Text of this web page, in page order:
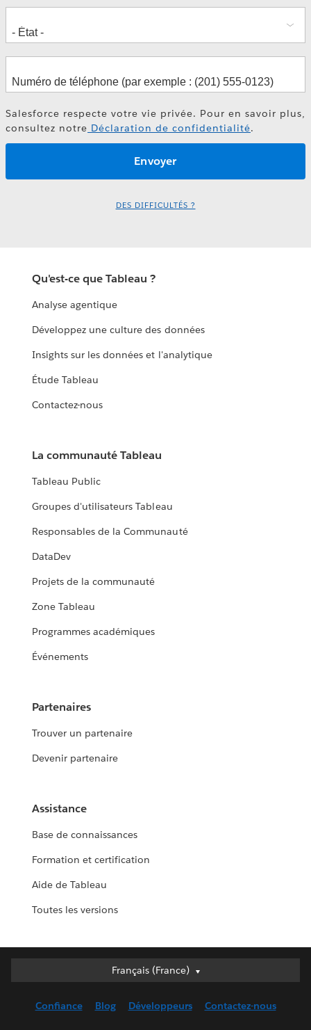
Salesforce respecte votre vie privée. Pour en savoir plus,
consultez notre Déclaration de confidentialité.
DES DIFFICULTÉS ?
Qu'est-ce que Tableau ?
Analyse agentique
Développez une culture des données
Insights sur les données et l'analytique
Étude Tableau
Contactez-nous
La communauté Tableau
Tableau Public
Groupes d'utilisateurs Tableau
Responsables de la Communauté
DataDev
Projets de la communauté
Zone Tableau
Programmes académiques
Événements
Partenaires
Trouver un partenaire
Devenir partenaire
Assistance
Base de connaissances
Formation et certification
Aide de Tableau
Toutes les versions
Français (France)
Français (France)
English (UK)
Confiance Blog Développeurs Contactez-nous